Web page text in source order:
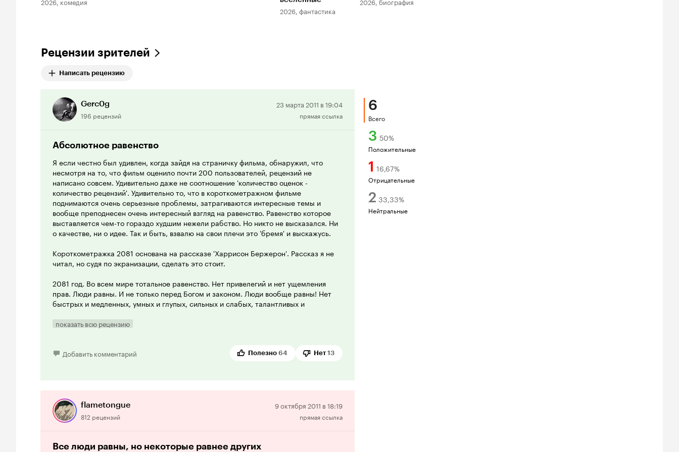
2026, фантастика
Рецензии зрителей
Написать рецензию
Gerc0g
196 рецензий
Положительная
рецензия
23 марта 2011 в 19:04
прямая ссылка
Абсолютное равенство
Я если честно был удивлен, когда зайдя на страничку фильма, обнаружил, что
несмотря на то, что фильм оценило почти 200 пользователей, рецензий не
написано совсем. Удивительно даже не соотношение 'количество оценок -
количество рецензий'. Удивительно то, что в короткометражном фильме
поднимаются очень серьезные проблемы, затрагиваются интересные темы и
вообще преподнесен очень интересный взгляд на равенство. Равенство которое
выставляется чем-то гораздо худшим нежели рабство. Но никто не высказался. Ни
о качестве, ни о идее. Так и быть, взвалю на свои плечи это 'бремя' и выскажусь.
Короткометражка 2081 основана на рассказе 'Харрисон Бержерон'. Рассказ я не
читал, но судя по экранизации, сделать это стоит.
2081 год. Во всем мире тотальное равенство. Нет привелегий и нет ущемления
прав. Люди равны. И не только перед Богом и законом. Люди вообще равны! Нет
быстрых и медленных, умных и глупых, сильных и слабых, талантливых и
возможности людей, а правительство, создавшее закон и все условия для
государство. Ведь легко управлять толпой, стадом, состоящем сплошь из
Но однажды отлаженный механизм дал сбой. Харрисон Бержерон, ярый анархист и
вольнодумец, восстал против сложившейся системы. Он бросил вызов всему миру.
Естественно, власть этому нисколько не рада. Бержерон обречен, но не сдается.
свергнуть подобную власть, отбросить запреты на неравенство. Его пламенная
показать всю рецензию
Добавить комментарий Полезно 64 Нет 13
flametongue
812 рецензий
Отрицательная
рецензия
9 октября 2011 в 18:19
прямая ссылка
Все люди равны, но некоторые равнее других
6
Всего
3 50%
Положительные
1 16,67%
Отрицательные
2 33,33%
Нейтральные